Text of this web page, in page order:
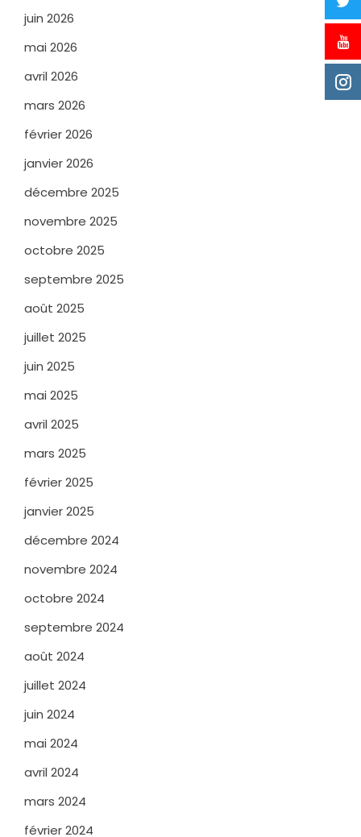
juin 2026
mai 2026
avril 2026
mars 2026
février 2026
janvier 2026
décembre 2025
novembre 2025
octobre 2025
septembre 2025
août 2025
juillet 2025
juin 2025
mai 2025
avril 2025
mars 2025
février 2025
janvier 2025
décembre 2024
novembre 2024
octobre 2024
septembre 2024
août 2024
juillet 2024
juin 2024
mai 2024
avril 2024
mars 2024
février 2024